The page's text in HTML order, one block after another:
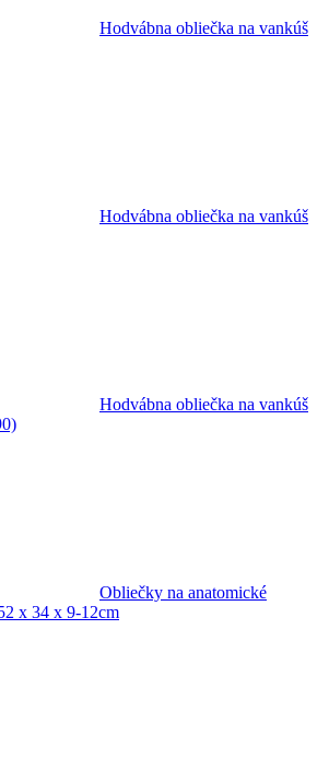
Hodvábna obliečka na vankúš
Hodvábna obliečka na vankúš
Hodvábna obliečka na vankúš
Obliečky na anatomické
x 34 x 9-12cm